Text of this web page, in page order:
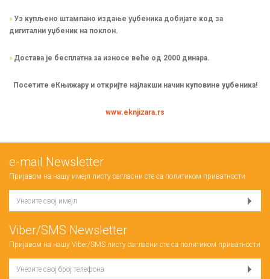
» Уз купљено штампано издање уџбеника добијате код за
дигитални уџбеник на поклон.
» Достава је бесплатна за износе веће од 2000 динара.
Посетите еКњижару и откријте најлакши начин куповине уџбеника!
www.eknjizara.rs
е-mail Newsletter
Пријавом на нашу имејл листу сагласни сте са политиком приватности
Viber/SMS Newsletter
Пријавом на нашу Viber/SMS листу сагласни сте са политиком приватности